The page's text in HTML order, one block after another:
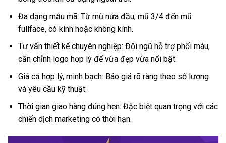
Đa dạng mẫu mã: Từ mũ nửa đầu, mũ 3/4 đến mũ
fullface, có kính hoặc không kính.
Tư vấn thiết kế chuyên nghiệp: Đội ngũ hỗ trợ phối màu,
căn chỉnh logo hợp lý để vừa đẹp vừa nổi bật.
Giá cả hợp lý, minh bạch: Báo giá rõ ràng theo số lượng
và yêu cầu kỹ thuật.
Thời gian giao hàng đúng hẹn: Đặc biệt quan trọng với các
chiến dịch marketing có thời hạn.